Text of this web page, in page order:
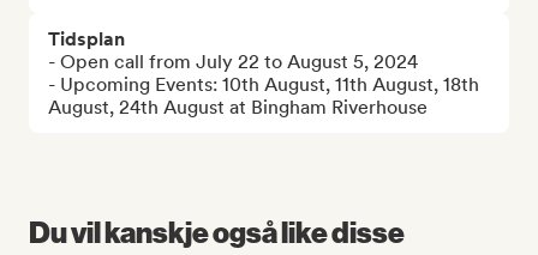
Tidsplan
- Open call from July 22 to August 5, 2024
- Upcoming Events: 10th August, 11th August, 18th
August, 24th August at Bingham Riverhouse
Du vil kanskje også like disse